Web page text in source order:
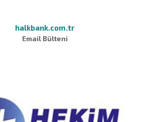
halkbank.com.tr
Email Bülteni